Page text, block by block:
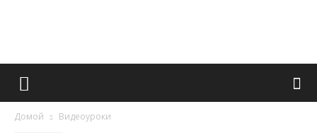
Французский
Домой Видеоуроки